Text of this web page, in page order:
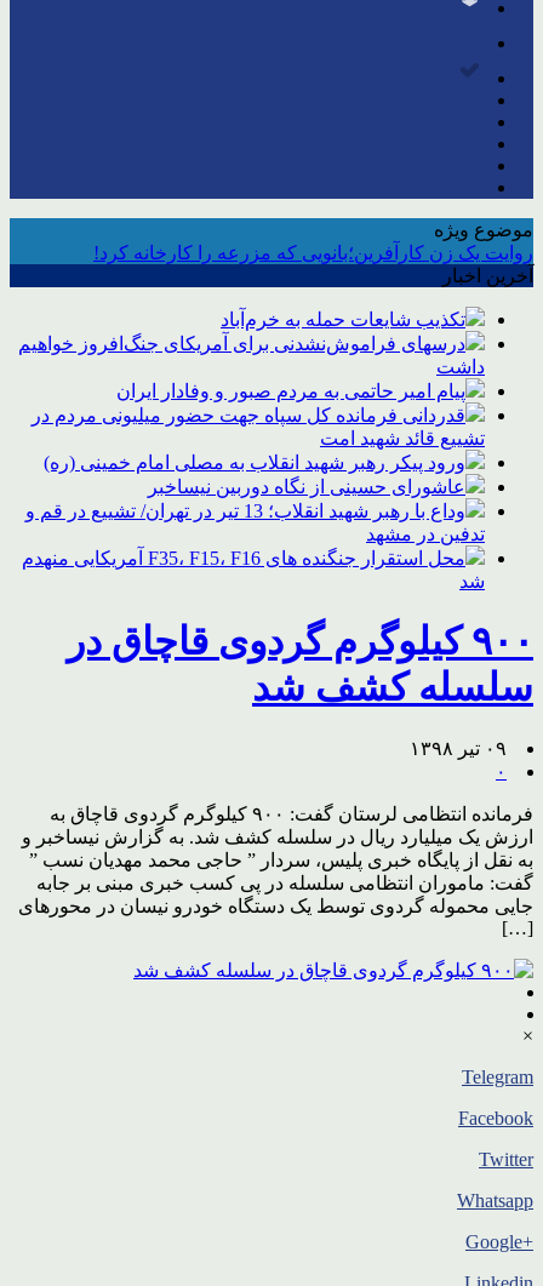
موضوع ویژه
روایت یک زن کارآفرین؛بانویی که مزرعه را کارخانه کرد!
آخرین اخبار
تکذیب شایعات حمله به خرم‌آباد
درسهای فراموش‌نشدنی برای آمریکای جنگ‌افروز خواهیم
داشت
پیام امیر حاتمی به مردم صبور و وفادار ایران
قدردانی فرمانده کل سپاه جهت حضور میلیونی مردم در
تشییع قائد شهید امت
ورود پیکر رهبر شهید انقلاب به مصلی امام خمینی (ره)
عاشورای حسینی از نگاه دوربین نیساخبر
وداع با رهبر شهید انقلاب؛ 13 تیر در تهران/ تشییع در قم و
تدفین در مشهد
محل استقرار جنگنده های F35، F15، F16 آمریکایی منهدم
شد
۹۰۰ کیلوگرم گردوی قاچاق در
سلسله کشف شد
۰۹ تیر ۱۳۹۸
۰
فرمانده انتظامی لرستان گفت: ۹۰۰ کیلوگرم گردوی قاچاق به
ارزش یک میلیارد ریال در سلسله کشف شد. به گزارش نیساخبر و
به نقل از پایگاه خبری پلیس، سردار ” حاجی محمد مهدیان نسب ”
گفت: ماموران انتظامی سلسله در پی کسب خبری مبنی بر جابه
جایی محموله گردوی توسط یک دستگاه خودرو نیسان در محورهای
[…]
×
Telegram
Facebook
Twitter
Whatsapp
+Google